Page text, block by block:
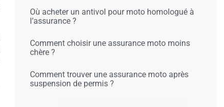
Où acheter un antivol pour moto homologué à
l’assurance ?
Comment choisir une assurance moto moins
chère ?
Comment trouver une assurance moto après
suspension de permis ?